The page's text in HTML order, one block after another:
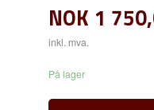
NOK 1
inkl. mva.
På lager